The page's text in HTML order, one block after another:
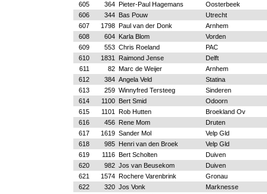
605
364 Pieter-Paul Hagemans
Oosterbeek
606
344 Bas Pouw
Utrecht
607
1798 Paul van der Donk
Arnhem
608
604 Karla Blom
Vorden
609
553 Chris Roeland
PAC
610
1831 Raimond Jense
Delft
611
82 Marc de Weijer
Arnhem
612
384 Angela Veld
Statina
613
259 Winnyfred Tersteeg
Sinderen
614
1100 Bert Smid
Odoorn
615
1101 Rob Hutten
Broekland Ov
616
456 Rene Mom
Druten
617
1619 Sander Mol
Velp Gld
618
985 Henri van den Broek
Velp Gld
619
1116 Bert Scholten
Duiven
620
982 Jos van Beusekom
Duiven
621
1574 Rochere Varenbrink
Gronau
622
320 Jos Vonk
Marknesse